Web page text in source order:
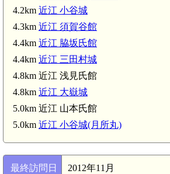
4.2km 近江 小谷城
4.3km 近江 須賀谷館
4.4km 近江 脇坂氏館
4.4km 近江 三田村城
4.8km 近江 浅見氏館
4.8km 近江 大嶽城
5.0km 近江 山本氏館
5.0km 近江 小谷城(月所丸)
最終訪問日 2012年11月